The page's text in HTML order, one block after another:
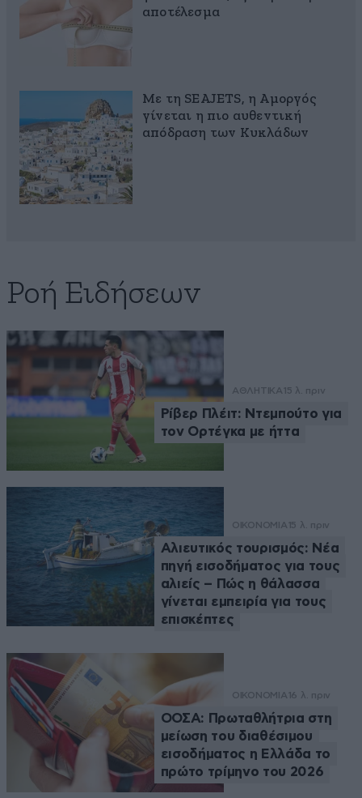
αποτέλεσμα
Με τη SEAJETS, η Αμοργός
γίνεται η πιο αυθεντική
απόδραση των Κυκλάδων
Ροή Ειδήσεων
ΑΘΛΗΤΙΚΑ 15 λ. πριν
Ρίβερ Πλέιτ: Ντεμπούτο για
τον Ορτέγκα με ήττα
ΟΙΚΟΝΟΜΙΑ 15 λ. πριν
Αλιευτικός τουρισμός: Νέα
πηγή εισοδήματος για τους
αλιείς – Πώς η θάλασσα
γίνεται εμπειρία για τους
επισκέπτες
ΟΙΚΟΝΟΜΙΑ 16 λ. πριν
ΟΟΣΑ: Πρωταθλήτρια στη
μείωση του διαθέσιμου
εισοδήματος η Ελλάδα το
πρώτο τρίμηνο του 2026